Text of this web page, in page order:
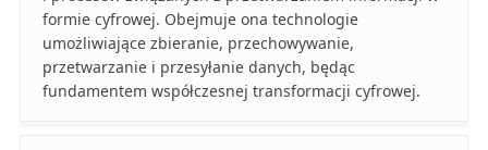
formie cyfrowej. Obejmuje ona technologie
umożliwiające zbieranie, przechowywanie,
przetwarzanie i przesyłanie danych, będąc
fundamentem współczesnej transformacji cyfrowej.